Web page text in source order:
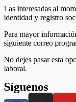
Las interesadas al
identidad y registro
Para mayor
siguiente correo
No dejes pasar esta
laboral.
Síguenos